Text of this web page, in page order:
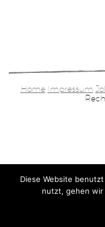
Home Impressum
Diese Website
nutzt, gehen wir